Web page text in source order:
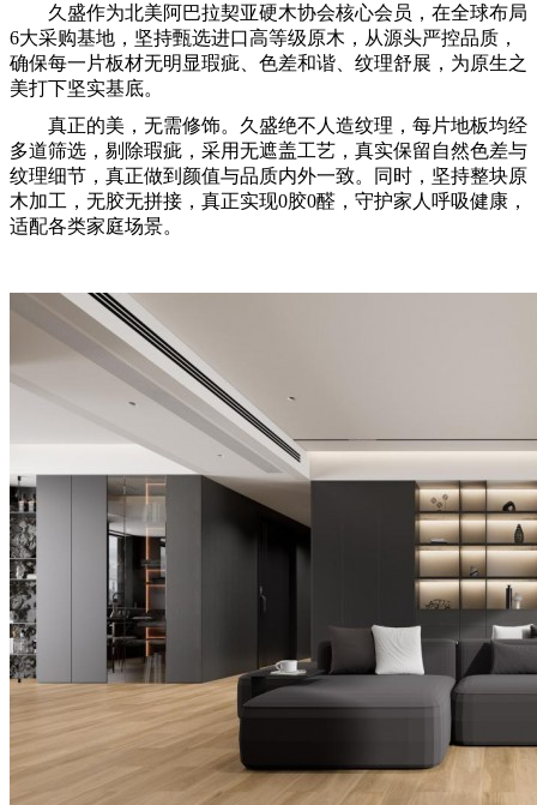
久盛作为北美阿巴拉契亚硬木协会核心会员，在全球布局
6大采购基地，坚持甄选进口高等级原木，从源头严控品质，
确保每一片板材无明显瑕疵、色差和谐、纹理舒展，为原生之
美打下坚实基底。
真正的美，无需修饰。久盛绝不人造纹理，每片地板均经
多道筛选，剔除瑕疵，采用无遮盖工艺，真实保留自然色差与
纹理细节，真正做到颜值与品质内外一致。同时，坚持整块原
木加工，无胶无拼接，真正实现0胶0醛，守护家人呼吸健康，
适配各类家庭场景。